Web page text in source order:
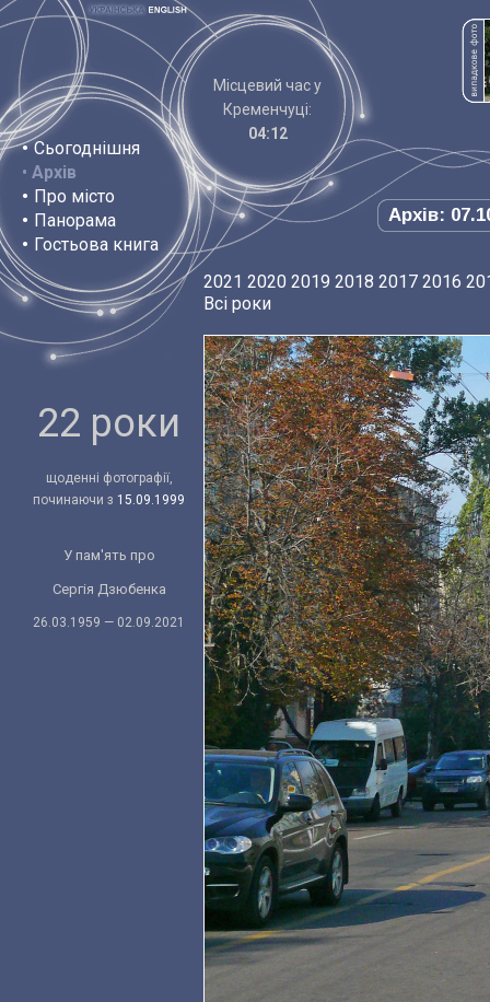
• Сьогоднішня
• Архів
• Про місто
• Панорама
• Гостьова книга
Місцевий час у
Кременчуці:
04:12
Архів:
22 роки
щоденні фотографії,
починаючи з 15.09.1999
У пам'ять про
Сергія Дзюбенка
26.03.1959 — 02.09.2021
2021 2020 2019 2018 2017 2016
Всі роки